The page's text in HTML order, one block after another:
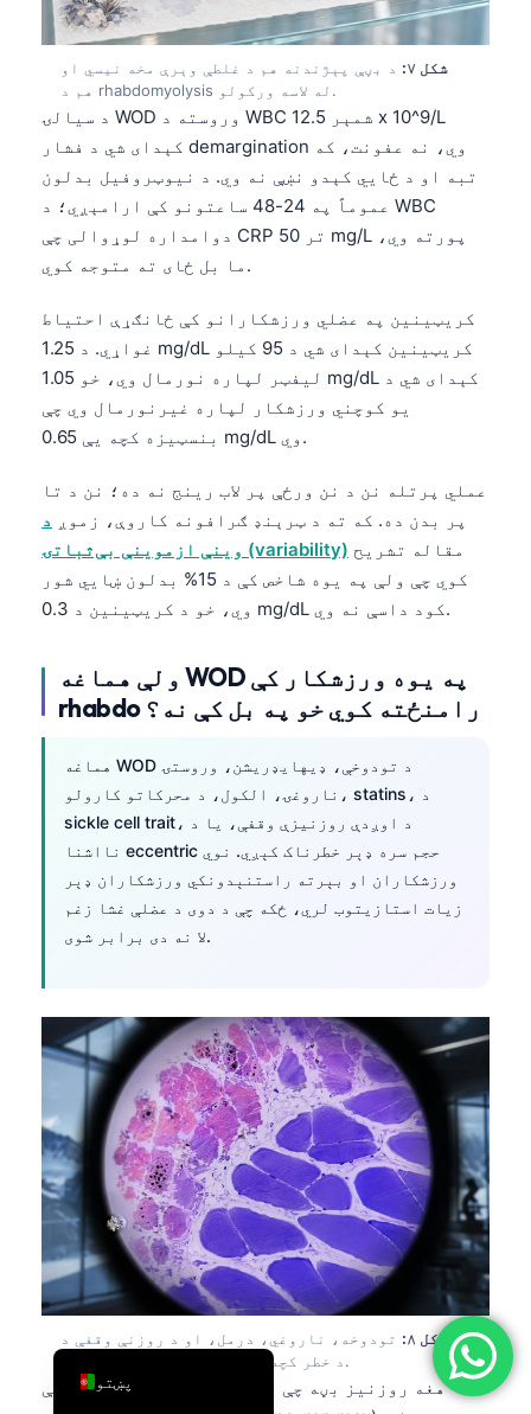
شکل ۷:
د بڼې پېژندنه هم د غلطې وېرې مخه نیسي او
هم د rhabdomyolysis له لاسه ورکولو.
د سیالۍ WOD وروسته د WBC شمېر 12.5 x 10^9/L
کېدای شي د فشار demargination وي، نه عفونت، که
تبه او د ځایي کېدو نښې نه وي. د نیوټروفیل بدلون
عموماً په 24-48 ساعتونو کې ارامېږي؛ د WBC
دوامداره لوړوالی چې CRP تر 50 mg/L پورته وي،
ما بل ځای ته متوجه کوي.
کریټینین په عضلي ورزشکارانو کې ځانګړې احتیاط
غواړي. د 1.25 mg/dL کریټینین کېدای شي د 95 کیلو
لیفټر لپاره نورمال وي، خو 1.05 mg/dL کېدای شي د
یو کوچني ورزشکار لپاره غیرنورمال وي چې
بنسټیزه کچه یې 0.65 mg/dL وي.
عملي پرتله نن د نن ورځې پر لاب رینج نه ده؛ نن د تا
پر بدن ده. که ته د ټرېنډ ګرافونه کاروې، زموږ د
وینې ازموینې بې‌ثباتۍ (variability)
کوي چې ولې په یوه شاخص کې د 15% بدلون ښایي شور
وي، خو د کریټینین د 0.3 mg/dL کود داسې نه وي.
ولې هماغه WOD په یوه ورزشکار کې
rhabdo رامنځته کوي خو په بل کې نه؟
هماغه WOD د تودوخې، ډیهایډریشن، وروستۍ
ناروغۍ، الکول، د محرکاتو کارولو، statins، د
sickle cell trait، د اوږدې روزنیزې وقفې، یا د
نااشنا eccentric حجم سره ډېر خطرناک کېږي. نوي
ورزشکاران او بېرته راستنېدونکي ورزشکاران ډېر
زیات استازیتوب لري، ځکه چې د دوی د عضلې غشا زغم
لا نه دی برابر شوی.
شکل ۸:
تودوخه، ناروغي، درمل، او د روزنې وقفې د
rhabdo د خطر کچه په چټکۍ سره بدلوي.
هغه روزنیز بڼه چې زه یې ډېر اورم دا نه ده چې
پښتو
English
Deutsch
العربية
Français
עִבְרִית
Italiano
Español
Português
Ελληνικά
Română
简体中文
فارسی
Български
Dansk
Nederlands
हिन्दी
Bahasa Indonesia
Српски језик
Svenska
Azərbaycan dili
Eesti
日本語
Čeština
Русский
Lietuvių kalba
Polski
한국어
Slovenščina
Magyar
Shqip